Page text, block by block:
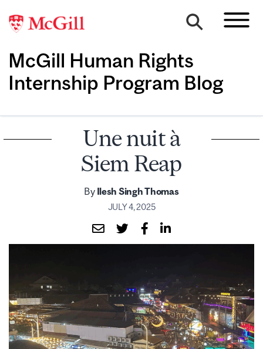
McGill Human Rights
Internship Program Blog
Une nuit à
Siem Reap
By Ilesh Singh Thomas
JULY 4, 2025